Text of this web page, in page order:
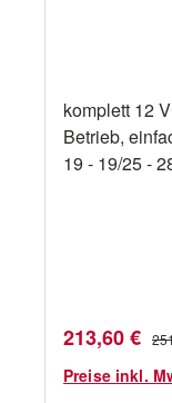
komplett 12
Betrieb,
19 - 19/25 -
1x 19 mm1x
25 mm Orca
213,60 €
Preise inkl.